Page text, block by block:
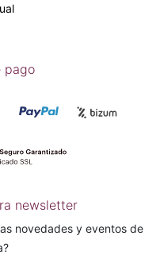
pago
newsletter
novedades y eventos de